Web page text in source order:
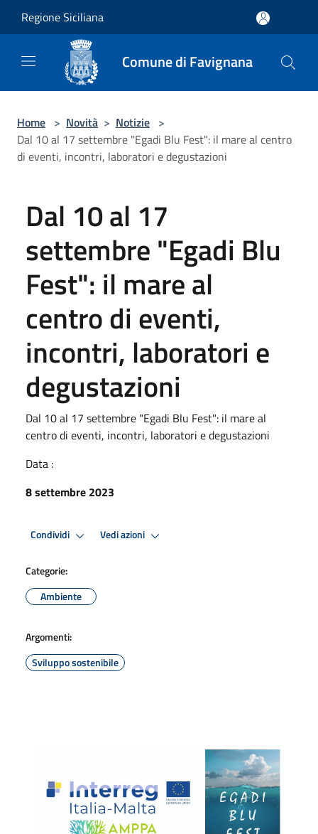
Regione Siciliana
Comune di Favignana
Home > Novità > Notizie >
Dal 10 al 17 settembre "Egadi Blu Fest": il mare al centro
di eventi, incontri, laboratori e degustazioni
Dal 10 al 17
settembre "Egadi Blu
Fest": il mare al
centro di eventi,
incontri, laboratori e
degustazioni
Dal 10 al 17 settembre "Egadi Blu Fest": il mare al
centro di eventi, incontri, laboratori e degustazioni
Data :
8 settembre 2023
Condividi Vedi azioni
Categorie:
Ambiente
Argomenti:
Sviluppo sostenibile